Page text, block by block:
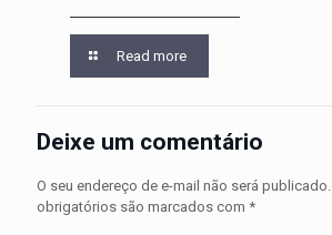
Read more
Deixe um comentário
O seu endereço de e-mail não será publicado.
obrigatórios são marcados com *